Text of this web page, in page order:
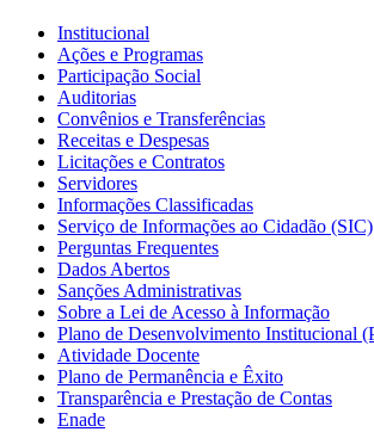
Institucional
Ações e Programas
Participação Social
Auditorias
Convênios e Transferências
Receitas e Despesas
Licitações e Contratos
Servidores
Informações Classificadas
Serviço de Informações ao Cidadão (SIC)
Perguntas Frequentes
Dados Abertos
Sanções Administrativas
Sobre a Lei de Acesso à Informação
Plano de Desenvolvimento Institucional
Atividade Docente
Plano de Permanência e Êxito
Transparência e Prestação de Contas
Enade